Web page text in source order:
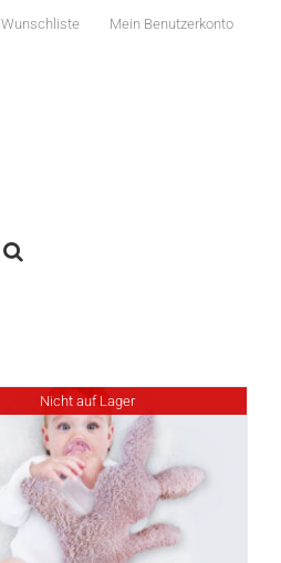
Wunschliste Mein Benutzerkonto
Nicht auf Lager